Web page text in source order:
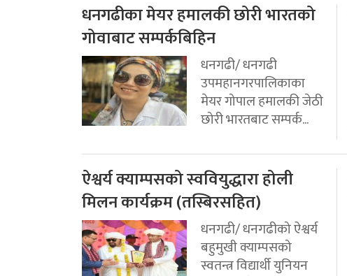
धनगढीका मेयर हमालकी छोरी भारतको
गोवाबाट सम्पर्कबिहिन
धनगढी/ धनगढी
उपमहानगरपालिकाका
मेयर गोपाल हमालकी जेठी
छोरी भारतबाट सम्पर्क...
ऐश्वर्य क्याम्पसको स्ववियुद्धारा होली
मिलन कार्यक्रम (तस्बिरसहित)
धनगढी/ धनगढीको ऐश्वर्य
बहुमुखी क्याम्पसको
स्वतन्त्र विद्यार्थी युनियन